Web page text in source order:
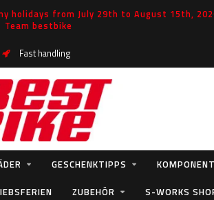
holidays from July 29th to August 15th,
Team bestbike
Fast handling
GESCHENKTIPPS
ZUBEHÖR S-WORKS